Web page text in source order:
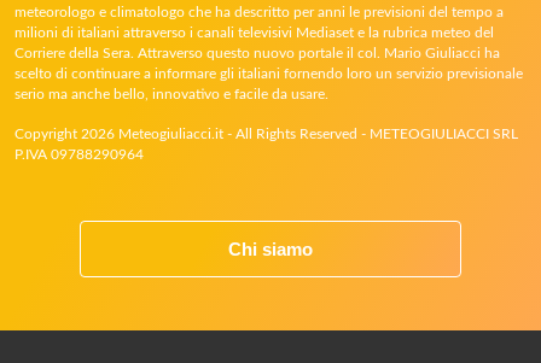
meteorologo e climatologo che ha descritto per anni le previsioni del tempo a
milioni di italiani attraverso i canali televisivi Mediaset e la rubrica meteo del
Corriere della Sera. Attraverso questo nuovo portale il col. Mario Giuliacci ha
scelto di continuare a informare gli italiani fornendo loro un servizio previsionale
serio ma anche bello, innovativo e facile da usare.
Copyright 2026 Meteogiuliacci.it - All Rights Reserved - METEOGIULIACCI SRL
P.IVA 09788290964
Chi siamo